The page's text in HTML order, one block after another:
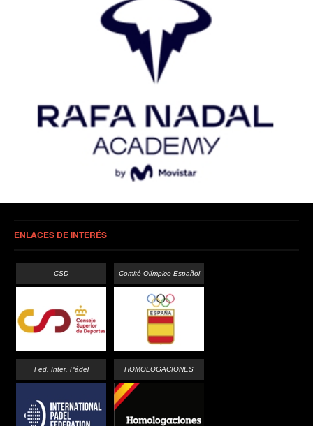
ENLACES DE INTERÉS
CSD Comité Olímpico Español
Fed. Inter. Pádel HOMOLOGACIONES